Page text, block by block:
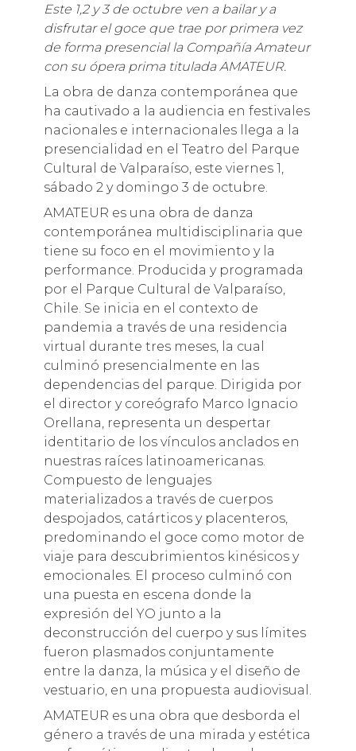
Este 1,2 y 3 de octubre ven a bailar y a
disfrutar el goce que trae por primera vez
de forma presencial la Compañía Amateur
con su ópera prima titulada AMATEUR.
La obra de danza contemporánea que
ha cautivado a la audiencia en festivales
nacionales e internacionales llega a la
presencialidad en el Teatro del Parque
Cultural de Valparaíso, este viernes 1,
sábado 2 y domingo 3 de octubre.
AMATEUR es una obra de danza
contemporánea multidisciplinaria que
tiene su foco en el movimiento y la
performance. Producida y programada
por el Parque Cultural de Valparaíso,
Chile. Se inicia en el contexto de
pandemia a través de una residencia
virtual durante tres meses, la cual
culminó presencialmente en las
dependencias del parque. Dirigida por
el director y coreógrafo Marco Ignacio
Orellana, representa un despertar
identitario de los vínculos anclados en
nuestras raíces latinoamericanas.
Compuesto de lenguajes
materializados a través de cuerpos
despojados, catárticos y placenteros,
predominando el goce como motor de
viaje para descubrimientos kinésicos y
emocionales. El proceso culminó con
una puesta en escena donde la
expresión del YO junto a la
deconstrucción del cuerpo y sus límites
fueron plasmados conjuntamente
entre la danza, la música y el diseño de
vestuario, en una propuesta audiovisual.
AMATEUR es una obra que desborda el
género a través de una mirada y estética